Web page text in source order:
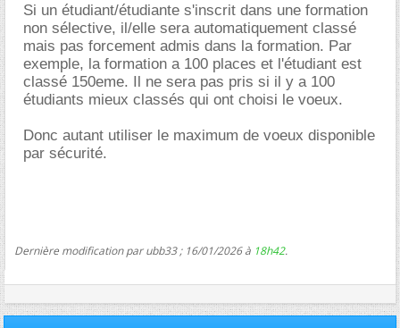
Si un étudiant/étudiante s'inscrit dans une formation
non sélective, il/elle sera automatiquement classé
mais pas forcement admis dans la formation. Par
exemple, la formation a 100 places et l'étudiant est
classé 150eme. Il ne sera pas pris si il y a 100
étudiants mieux classés qui ont choisi le voeux.
Donc autant utiliser le maximum de voeux disponible
par sécurité.
Dernière modification par ubb33 ; 16/01/2026 à 18h42.